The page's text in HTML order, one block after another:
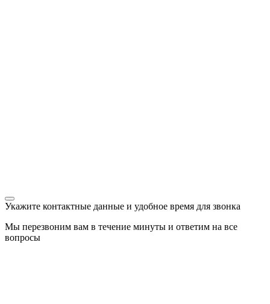
Укажите контактные данные и удобное время для звонка
Мы перезвоним вам в течение минуты и ответим на все
вопросы